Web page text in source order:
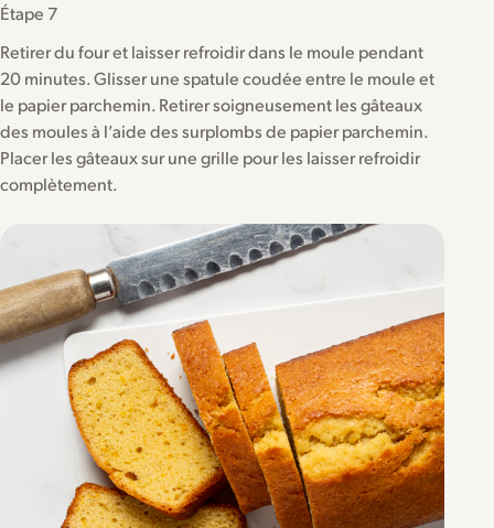
Étape 7
Retirer du four et laisser refroidir dans le moule pendant
20 minutes. Glisser une spatule coudée entre le moule et
le papier parchemin. Retirer soigneusement les gâteaux
des moules à l’aide des surplombs de papier parchemin.
Placer les gâteaux sur une grille pour les laisser refroidir
complètement.